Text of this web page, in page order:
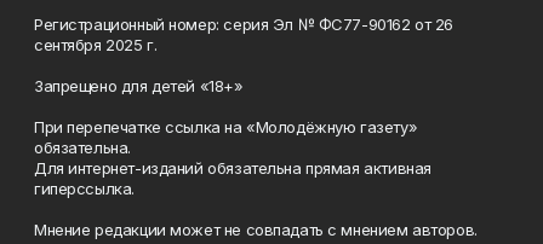
Регистрационный номер: серия Эл № ФС77-90162 от 26
сентября 2025 г.
Запрещено для детей «18+»
При перепечатке ссылка на «Молодёжную газету»
обязательна.
Для интернет-изданий обязательна прямая активная
гиперссылка.
Мнение редакции может не совпадать с мнением авторов.